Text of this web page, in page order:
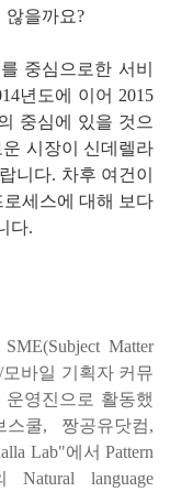
않을까요?
중심으로한 서비
년도에 이어 2015
중심에 있을 것으
시장이 신데렐라
니다. 차후 여건이
세스에 대해 보다
다.
Matter
바일 기획자 커뮤
영진으로 활동했
쿨, 짱공유닷컴,
Lab"에서 Pattern
Natural language